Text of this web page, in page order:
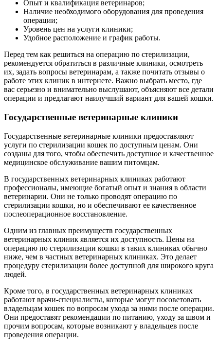
Опыт и квалификация ветеринаров;
Наличие необходимого оборудования для проведения
операции;
Уровень цен на услуги клиники;
Удобное расположение и график работы.
Перед тем как решиться на операцию по стерилизации,
рекомендуется обратиться в различные клиники, осмотреть
их, задать вопросы ветеринарам, а также почитать отзывы о
работе этих клиник в интернете. Важно выбрать место, где
вас серьезно и внимательно выслушают, объясняют все детали
операции и предлагают наилучший вариант для вашей кошки.
Государственные ветеринарные клиники
Государственные ветеринарные клиники предоставляют
услуги по стерилизации кошек по доступным ценам. Они
созданы для того, чтобы обеспечить доступное и качественное
медицинское обслуживание вашим питомцам.
В государственных ветеринарных клиниках работают
профессионалы, имеющие богатый опыт и знания в области
ветеринарии. Они не только проводят операцию по
стерилизации кошки, но и обеспечивают ее качественное
послеоперационное восстановление.
Одним из главных преимуществ государственных
ветеринарных клиник является их доступность. Цены на
операцию по стерилизации кошки в таких клиниках обычно
ниже, чем в частных ветеринарных клиниках. Это делает
процедуру стерилизации более доступной для широкого круга
людей.
Кроме того, в государственных ветеринарных клиниках
работают врачи-специалисты, которые могут посоветовать
владельцам кошек по вопросам ухода за ними после операции.
Они предоставят рекомендации по питанию, уходу за швом и
прочим вопросам, которые возникают у владельцев после
проведения операции.